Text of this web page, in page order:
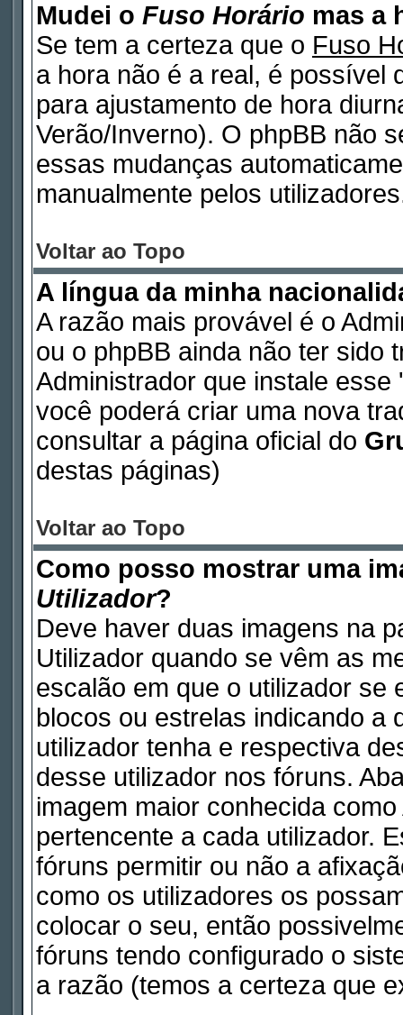
Mudei o Fuso Horário mas a
Se tem a certeza que o Fuso
a hora não é a real, é possível
para ajustamento de hora
Verão/Inverno). O phpBB não
essas mudanças
manualmente pelos
Voltar ao Topo
A língua da minha
A razão mais provável é o
ou o phpBB ainda não ter sido
Administrador que instale
você poderá criar uma nova
consultar a página oficial do
destas páginas)
Voltar ao Topo
Como posso mostrar uma
Utilizador?
Deve haver duas imagens na
Utilizador quando se vêm as
escalão em que o utilizador se
blocos ou estrelas indicando a
utilizador tenha e respectiva
desse utilizador nos fóruns.
imagem maior conhecida
pertencente a cada utilizador.
fóruns permitir ou não a
como os utilizadores os
colocar o seu, então
fóruns tendo configurado o
a razão (temos a certeza que